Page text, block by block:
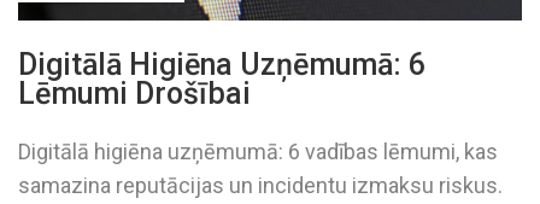
Digitālā Higiēna Uzņēmumā: 6
Lēmumi Drošībai
Digitālā higiēna uzņēmumā: 6 vadības lēmumi, kas
samazina reputācijas un incidentu izmaksu riskus.